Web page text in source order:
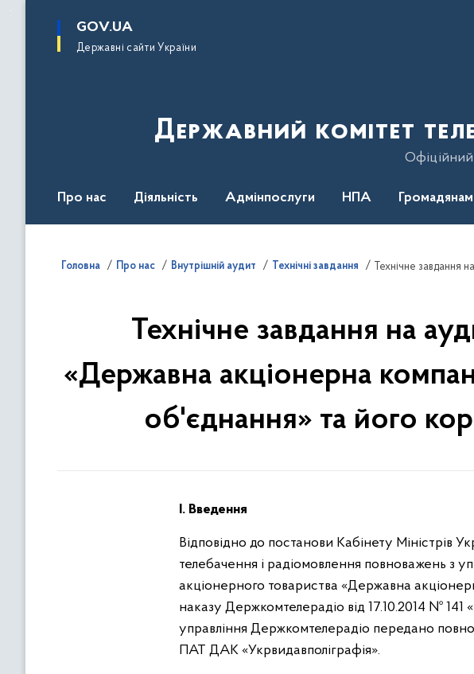
основного
GOV.UA
Державні сайти України
Державний комітет
Про нас Діяльність Адмінпослуги НПА Громадянам
Головна Про нас Внутрішній аудит Технічні завдання
Технічне завдання на
«Державна акціонерна
об'єднання» та його
I. Введення
Відповідно до постанови Кабінету Міністрів
телебачення і радіомовлення повноважень з
акціонерного товариства «Державна
наказу Держкомтелерадіо від 17.10.2014 №
управління Держкомтелерадіо передано
ПАТ ДАК «Укрвидавполіграфія».